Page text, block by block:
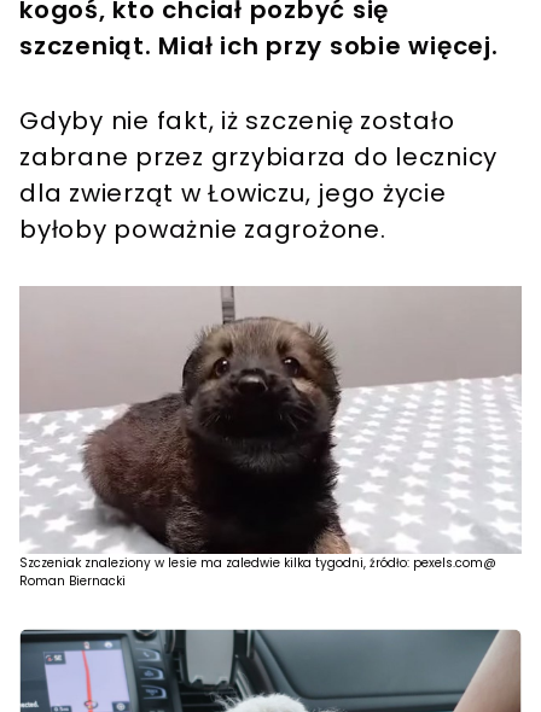
kogoś, kto chciał pozbyć się
szczeniąt. Miał ich przy sobie więcej.
Gdyby nie fakt, iż szczenię zostało
zabrane przez grzybiarza do lecznicy
dla zwierząt w Łowiczu, jego życie
byłoby poważnie zagrożone.
Szczeniak znaleziony w lesie ma zaledwie kilka tygodni, źródło: pexels.com@
Roman Biernacki